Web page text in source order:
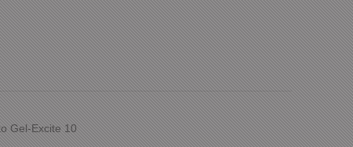
Gel-Excite 10